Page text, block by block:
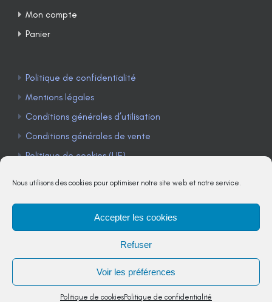
Nous utilisons des cookies pour optimiser notre site web et notre service.
Accepter les cookies
Refuser
Voir les préférences
Politique de cookiesPolitique de confidentialité
Mon compte
Panier
Politique de confidentialité
Mentions légales
Conditions générales d’utilisation
Conditions générales de vente
Politique de cookies (UE)
TÉLÉPHONE : 04 90 85 22 98